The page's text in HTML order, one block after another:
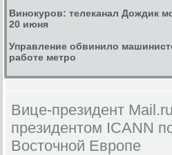
Винокуров: телеканал Дождик
20 июня
Управление обвинило
работе метро
Вице-президент
президентом ICANN
Восточной Европе